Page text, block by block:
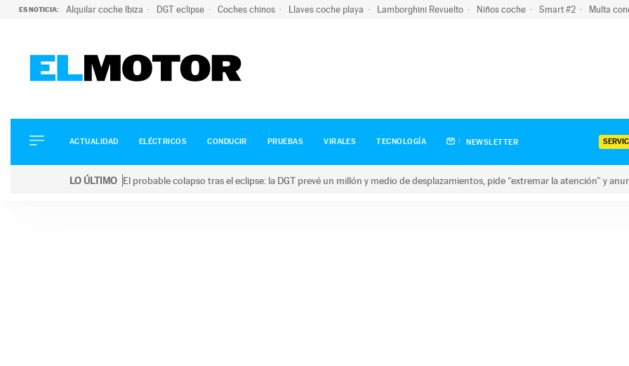
ES NOTICIA: Alquilar coche Ibiza DGT eclipse Coches chinos Llaves coche playa Lamborghini Revuelto Niños coche Smart #2 Multa
ELÉCTRICOS
CONDUCIR
ACTUALIDAD ELÉCTRICOS CONDUCIR PRUEBAS VIRALES TECNOLOGÍA NEWSLETTER
LO ÚLTIMO El probable colapso tras el eclipse: la DGT prevé un millón y medio de desplazamientos, pide “extremar la atención” y